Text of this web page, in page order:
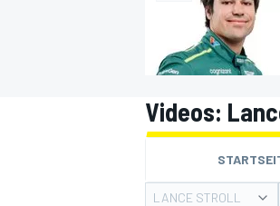
MOTOGP
Videos:
LANCE STROLL